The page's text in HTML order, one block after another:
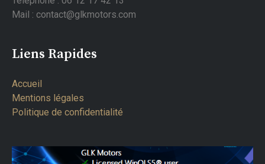
Mail : contact@glkmotors.com
Liens Rapides
Accueil
Mentions légales
Politique de confidentialité